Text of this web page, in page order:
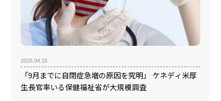
2025.04.15
「9月までに自閉症急増の原因を究明」 ケネディ米厚
生長官率いる保健福祉省が大規模調査